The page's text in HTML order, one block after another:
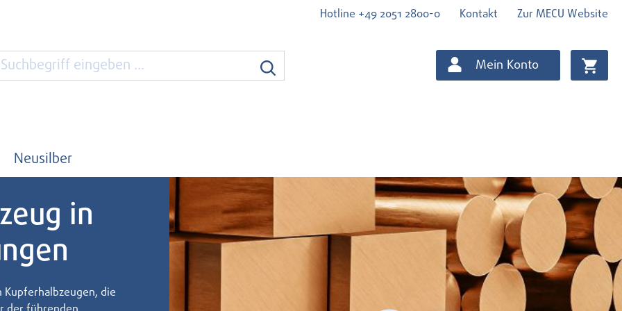
Hotline +49 2051 2800-0 Kontakt Zur MECU Website
Mein Konto
Neusilber
in
Kupferhalbzeugen, die